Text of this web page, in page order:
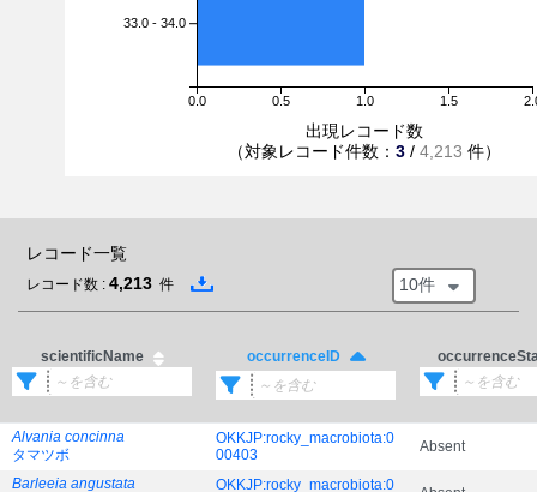
0.0 0.5 1.0 1.5
33.0 - 34.0
出現レコード数
（対象レコード件数： 3 / 4,213 件）
レコード一覧
レコード数 : 4,213 件 10件
scientificName occurrenceID
Alvania concinna
タマツボ
OKKJP:rocky_macrobiota:0
00403
Absent
Barleeia angustata
OKKJP:rocky_macrobiota:0